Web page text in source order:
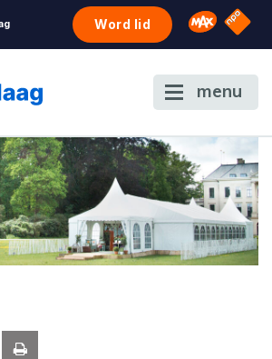
Word lid Omroep
NPO
menu